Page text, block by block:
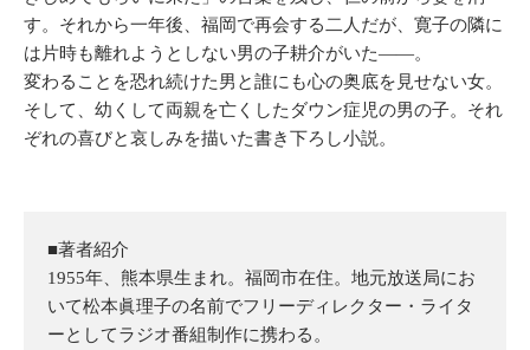
す。それから一年後、福岡で再会する二人だが、寛子の隣に
は片時も離れようとしない男の子耕介がいた――。
変わることを恐れ続けた男と誰にも心の奥底を見せない女。
そして、幼くして両親を亡くしたダウン症児の男の子。それ
ぞれの喜びと哀しみを描いた書き下ろし小説。
■著者紹介
1955年、熊本県生まれ。福岡市在住。地元放送局にお
いて松本眞理子の名前でフリーディレクター・ライタ
ーとしてラジオ番組制作に携わる。